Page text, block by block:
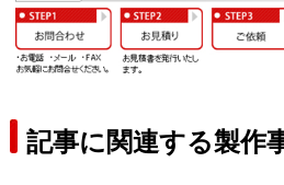
記事に関連する製作